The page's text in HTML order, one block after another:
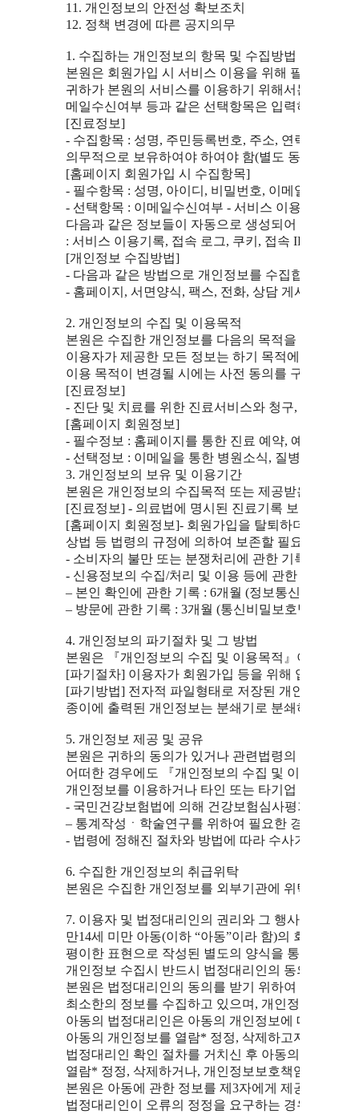
  11. 개인정보의 안전성 확보조치
  12. 정책 변경에 따른 공지의무
  1. 수집하는 개인정보의 항목 및 수집방법
본원은 회원가입 시 서비스 이용을 위해 필요한 최
귀하가 본원의 서비스를 이용하기 위해서는 회원
메일수신여부 등과 같은 선택항목은 입력하지 않더
  [진료정보]
- 수집항목 : 성명, 주민등록번호, 주소, 연락처,
  의무적으로 보유하여야 하여야 함(별도 동의 불필요)
  [홈페이지 회원가입 시 수집항목]
- 필수항목 : 성명, 아이디, 비밀번호, 이메일, 연락
- 선택항목 : 이메일수신여부 - 서비스 이용 과정이
다음과 같은 정보들이 자동으로 생성되어 수집될 수
  : 서비스 이용기록, 접속 로그, 쿠키, 접속 IP 정보
  [개인정보 수집방법]
  - 다음과 같은 방법으로 개인정보를 수집합니다.
- 홈페이지, 서면양식, 팩스, 전화, 상담 게시판, 이메
  2. 개인정보의 수집 및 이용목적
본원은 수집한 개인정보를 다음의 목적을 위해 활용
이용자가 제공한 모든 정보는 하기 목적에 필요한
이용 목적이 변경될 시에는 사전 동의를 구할 것입니
  [진료정보]
- 진단 및 치료를 위한 진료서비스와 청구, 수납 및
  [홈페이지 회원정보]
- 필수정보 : 홈페이지를 통한 진료 예약, 예약조회
- 선택정보 : 이메일을 통한 병원소식, 질병정보 등
  3. 개인정보의 보유 및 이용기간
본원은 개인정보의 수집목적 또는 제공받은 목적
[진료정보] - 의료법에 명시된 진료기록 보관 기준에
[홈페이지 회원정보]- 회원가입을 탈퇴하더라도 수
상법 등 법령의 규정에 의하여 보존할 필요성이 있
- 소비자의 불만 또는 분쟁처리에 관한 기록 : 3년
- 신용정보의 수집/처리 및 이용 등에 관한 기록 : 3
– 본인 확인에 관한 기록 : 6개월 (정보통신망 이용
  – 방문에 관한 기록 : 3개월 (통신비밀보호법)
  4. 개인정보의 파기절차 및 그 방법
본원은 『개인정보의 수집 및 이용목적』이 달성된
[파기절차] 이용자가 회원가입 등을 위해 입력한
[파기방법] 전자적 파일형태로 저장된 개인정보는
종이에 출력된 개인정보는 분쇄기로 분쇄하거나 소
  5. 개인정보 제공 및 공유
본원은 귀하의 동의가 있거나 관련법령의 규정에
어떠한 경우에도 『개인정보의 수집 및 이용목적
개인정보를 이용하거나 타인 또는 타기업ㆍ기관에
- 국민건강보험법에 의해 건강보험심사평가원에
– 통계작성ㆍ학술연구를 위하여 필요한 경우 특정
- 법령에 정해진 절차와 방법에 따라 수사기관의 요
  6. 수집한 개인정보의 취급위탁
본원은 수집한 개인정보를 외부기관에 위탁하지 않
  7. 이용자 및 법정대리인의 권리와 그 행사방법
만14세 미만 아동(이하 “아동”이라 함)의 회원가입
평이한 표현으로 작성된 별도의 양식을 통해 이루
개인정보 수집시 반드시 법정대리인의 동의를 구하
본원은 법정대리인의 동의를 받기 위하여 아동으
최소한의 정보를 수집하고 있으며, 개인정보취급
아동의 법정대리인은 아동의 개인정보에 대한 열람,
아동의 개인정보를 열람* 정정, 삭제하고자 할 경
법정대리인 확인 절차를 거치신 후 아동의 개인정
열람* 정정, 삭제하거나, 개인정보보호책임자로 서
본원은 아동에 관한 정보를 제3자에게 제공하거나
법정대리인이 오류의 정정을 요구하는 경우 그 오